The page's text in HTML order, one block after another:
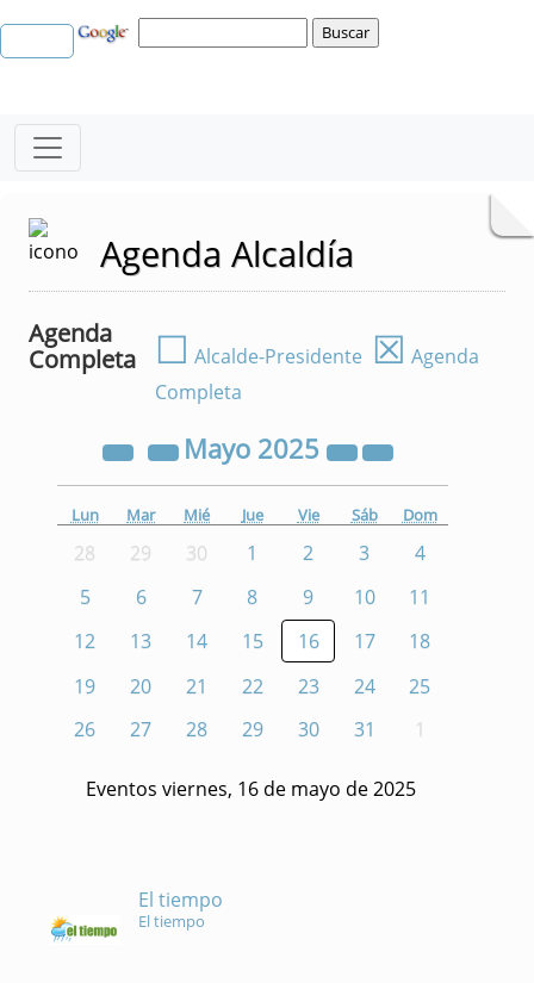
Agenda Alcaldía
Agenda
Completa
☐ Alcalde-Presidente ☒ Agenda
Completa
Mayo 2025
Lun Mar Mié Jue Vie Sáb Dom
28 29 30 1 2 3
4
5
6 7 8 9 10
11
12
13 14 15 16 17
18
19
20 21 22 23 24
25
26
27 28 29 30 31 1
Eventos viernes, 16 de mayo de 2025
El tiempo
El tiempo